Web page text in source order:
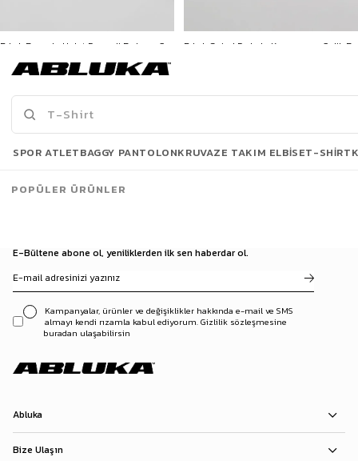
799,90 TL
İNDİRİM
İNDİRİM
Son Bakılanlar
E-Bültene abone ol, yeniliklerden ilk sen haberdar ol.
Kampanyalar, ürünler ve değişiklikler hakkında e-mail ve SMS
almayı kendi rızamla kabul ediyorum. Gizlilik sözleşmesine
buradan ulaşabilirsin
Abluka
Bize Ulaşın
SPOR ATLETBAGGY PANTOLONKRUVAZE TAKIM ELBISET-SHIRT
POPÜLER ÜRÜNLER